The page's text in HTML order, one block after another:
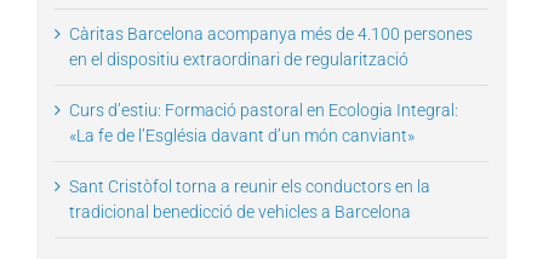
Càritas Barcelona acompanya més de 4.100 persones
en el dispositiu extraordinari de regularització
Curs d’estiu: Formació pastoral en Ecologia Integral:
«La fe de l’Església davant d’un món canviant»
Sant Cristòfol torna a reunir els conductors en la
tradicional benedicció de vehicles a Barcelona